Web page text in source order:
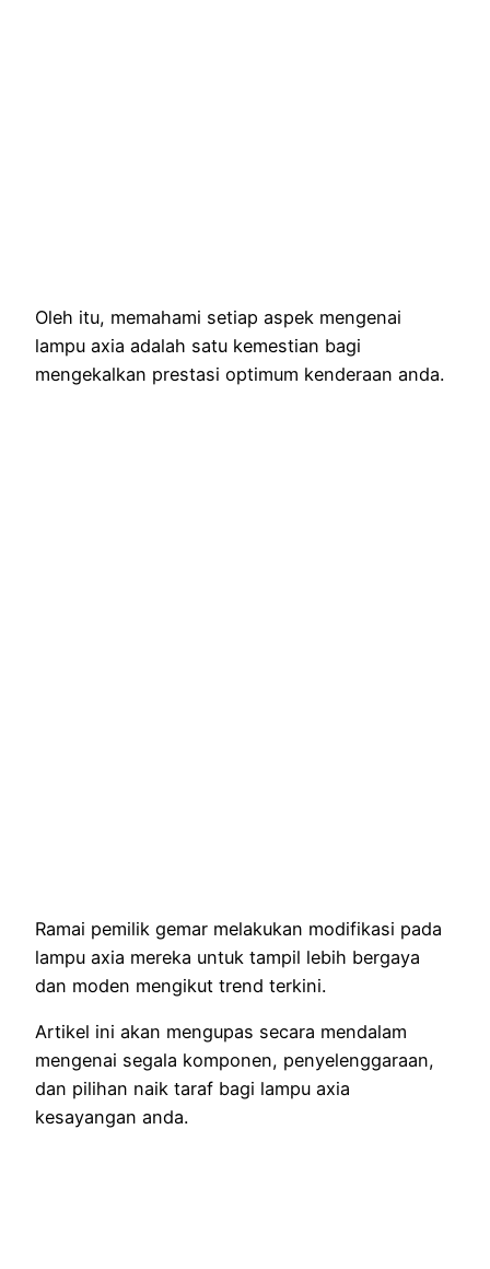
Oleh itu, memahami setiap aspek mengenai
lampu axia adalah satu kemestian bagi
mengekalkan prestasi optimum kenderaan anda.
Ramai pemilik gemar melakukan modifikasi pada
lampu axia mereka untuk tampil lebih bergaya
dan moden mengikut trend terkini.
Artikel ini akan mengupas secara mendalam
mengenai segala komponen, penyelenggaraan,
dan pilihan naik taraf bagi lampu axia
kesayangan anda.